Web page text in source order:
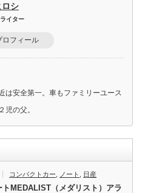
ロシ
イター
ロフィール
は安全第一。車もファミリーユース
児の父。
コンパクトカー ノート 日産
トMEDALIST（メダリスト）アラ